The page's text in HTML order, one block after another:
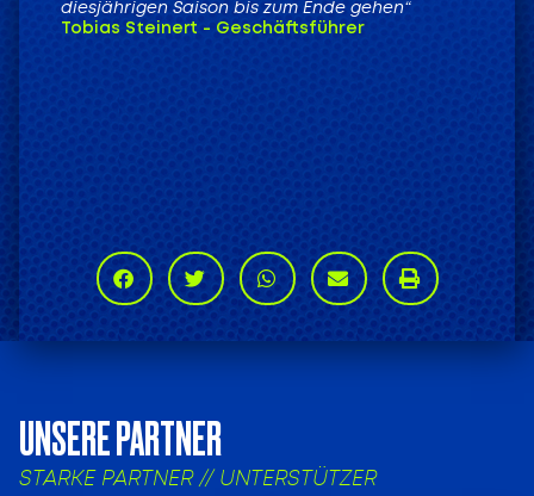
diesjährigen Saison bis zum Ende gehen“
Tobias Steinert - Geschäftsführer
UNSERE PARTNER
STARKE PARTNER // UNTERSTÜTZER